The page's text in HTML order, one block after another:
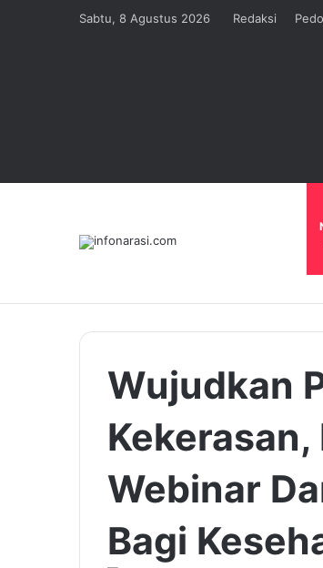
Sabtu, 8 Agustus 2026 Redaksi
Wujudkan
Kekerasan,
Webinar
Bagi